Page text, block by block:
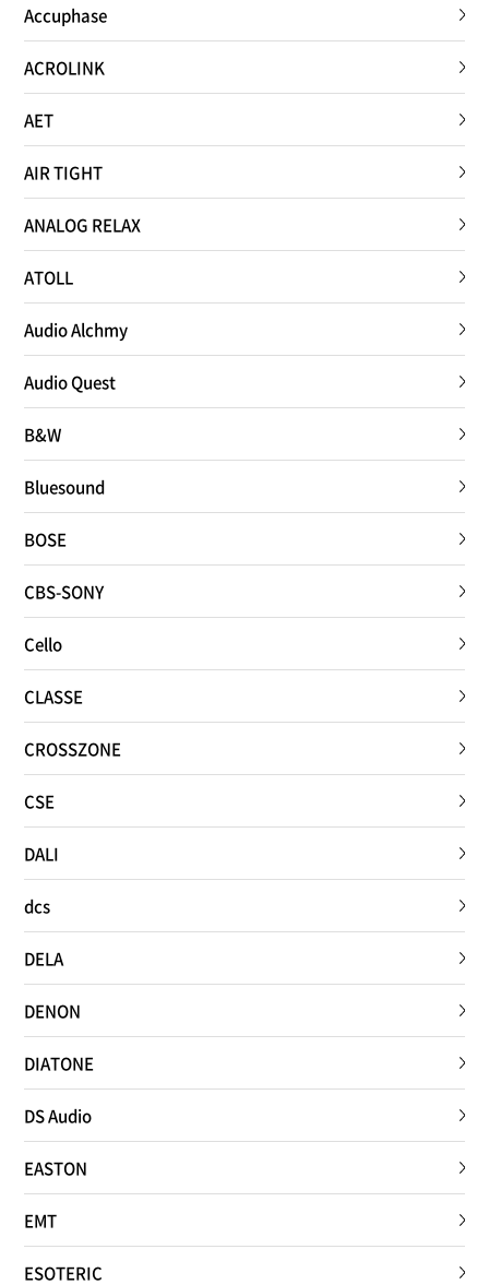
Accuphase
ACROLINK
AET
AIR TIGHT
ANALOG RELAX
ATOLL
Audio Alchmy
Audio Quest
B&W
Bluesound
BOSE
CBS-SONY
Cello
CLASSE
CROSSZONE
CSE
DALI
dcs
DELA
DENON
DIATONE
DS Audio
EASTON
EMT
ESOTERIC